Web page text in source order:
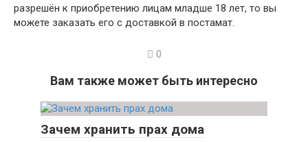
разрешён к приобретению лицам младше 18 лет, то вы
можете заказать его с доставкой в постамат.
0
Вам также может быть интересно
Зачем хранить прах дома